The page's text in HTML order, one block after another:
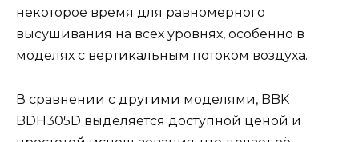
некоторое время для равномерного
высушивания на всех уровнях, особенно в
моделях с вертикальным потоком воздуха.
В сравнении с другими моделями, BBK
BDH305D выделяется доступной ценой и